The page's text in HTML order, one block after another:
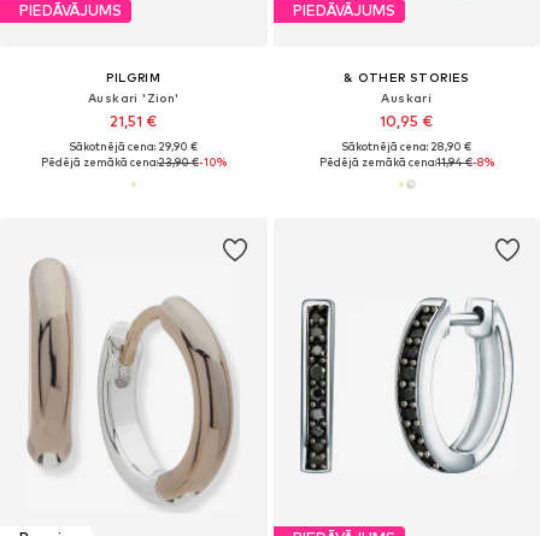
PIEDĀVĀJUMS
PILGRIM
Auskari 'Zion'
21,51 €
Sākotnējā cena: 29,90 €
Pēdējā zemākā cena:23,90 €-10%
PIEDĀVĀJUMS
& OTHER STORIES
Auskari
10,95 €
Sākotnējā cena: 28,90 €
Pēdējā zemākā cena:11,94 €-8%